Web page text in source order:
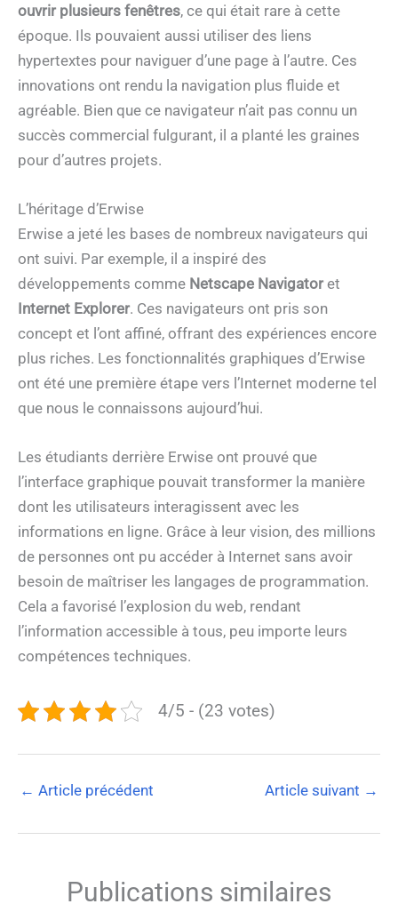
ouvrir plusieurs fenêtres, ce qui était rare à cette
époque. Ils pouvaient aussi utiliser des liens
hypertextes pour naviguer d’une page à l’autre. Ces
innovations ont rendu la navigation plus fluide et
agréable. Bien que ce navigateur n’ait pas connu un
succès commercial fulgurant, il a planté les graines
pour d’autres projets.
L’héritage d’Erwise
Erwise a jeté les bases de nombreux navigateurs qui
ont suivi. Par exemple, il a inspiré des
développements comme Netscape Navigatoret
Internet Explorer. Ces navigateurs ont pris son
concept et l’ont affiné, offrant des expériences encore
plus riches. Les fonctionnalités graphiques d’Erwise
ont été une première étape vers l’Internet moderne tel
que nous le connaissons aujourd’hui.
Les étudiants derrière Erwise ont prouvé que
l’interface graphique pouvait transformer la manière
dont les utilisateurs interagissent avec les
informations en ligne. Grâce à leur vision, des millions
de personnes ont pu accéder à Internet sans avoir
besoin de maîtriser les langages de programmation.
Cela a favorisé l’explosion du web, rendant
l’information accessible à tous, peu importe leurs
compétences techniques.
4/5 - (23 votes)
← Article précédent Article suivant →
Publications similaires